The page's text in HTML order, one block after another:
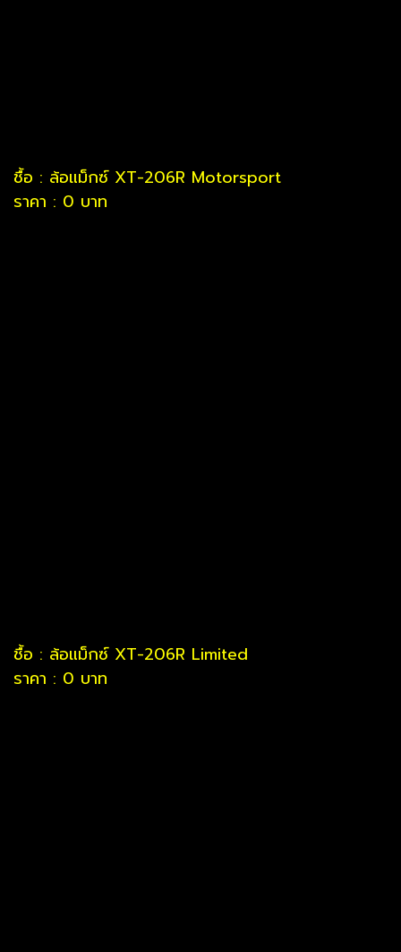
ชื้อ : ล้อแม็กซ์ XT-206R Motorsport
ราคา : 0 บาท
ชื้อ : ล้อแม็กซ์ XT-206R Limited
ราคา : 0 บาท